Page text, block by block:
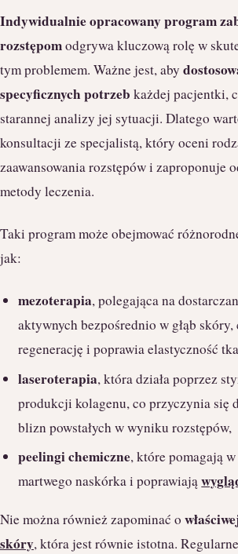
Indywidualnie opracowany program
rozstępomodgrywa kluczową rolę w
tym problemem. Ważne jest, aby
specyficznych potrzeb każdej pacjentki,
starannej analizy jej sytuacji. Dlatego
konsultacji ze specjalistą, który oceni
zaawansowania rozstępów i zaproponuje
metody leczenia.
Taki program może obejmować
jak:
mezoterapia, polegająca na
aktywnych bezpośrednio w głąb skóry,
regenerację i poprawia elastyczność
laseroterapia, która działa poprzez
produkcji kolagenu, co przyczynia się
blizn powstałych w wyniku rozstępów,
peelingi chemiczne, które pomagają
martwego naskórka i poprawiają
Nie można również zapominać o
skóry, która jest równie istotna.